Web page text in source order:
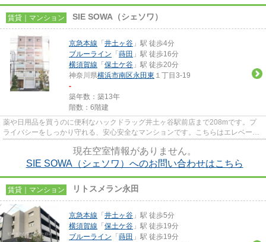
賃貸｜マンション SIE SOWA（シェソワ）
京急本線 「 井土ヶ谷 」駅 徒歩4分
ブルーライン 「 蒔田 」駅 徒歩16分
横須賀線 「 保土ケ谷 」駅 徒歩20分
神奈川県横浜市南区永田東 １丁目3-19
-
築年数：築13年
階数：6階建
薬や日用品を買うのに便利なハックドラッグ井土ヶ谷駅前店まで208mです。プ
ライバシーをしっかり守れる、安心安全なマンションです。こちらはエレベータ
現在空室情報がありません。
SIE SOWA（シェソワ）へのお問い合わせはこちら
賃貸｜マンション リトスメラン永田
京急本線 「 井土ヶ谷 」駅 徒歩5分
横須賀線 「 保土ケ谷 」駅 徒歩19分
ブルーライン 「 蒔田 」駅 徒歩19分